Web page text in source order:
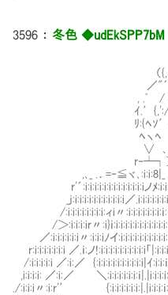
3596 ： 冬色 ◆udEkSPP7bM
（{,ィ＝-
／"´
, .ﾟ / ／ﾉ.;
ｲ.′{,':/'≧刈! i
ﾘ:{ﾍｿ′ﾒ=ﾞ､
ﾍヽﾍ 〉
∨ ､ `ー ｲ !
r‐┴┐＞
,､_ .．=‐≦ヾ､:i:i:8|_
r'´:i:i:i:i:i:i:i:i:i:i:i:i:iノﾒ
_j:i:i:i:i:i:i:i:i:i:i:i／
/:i:i:i:i:i:i:i:i:ィi〃:i:i:i:i:i:i:i:ｉ:
/＞:i:i:i:ir〃:i}ｉ
／:i:i:i:i:i:i〃:i:i:iﾉイ:i:i:i:i:i:i:i:i:i:i:ｉ
r:i:i:i:i:i:i:i ／.ｉ:ノ!:i:i:i:i:i:i:i:i:i:i「|:i:i:i:
/:i:i:i:i:i ／:i:／ {:i:i:i:i:i:i:i:i:i:i|ｲ:i:i:ｉ:
,i:i:i:i: ／:i:／ ＼:i:i:i:i:i:i:ｉ|.|i:i:i:i:
./:i:i:i〃:i:r'′ {:i:i:i:i:i:i:|.|i:i:i:ｉ:ｉ